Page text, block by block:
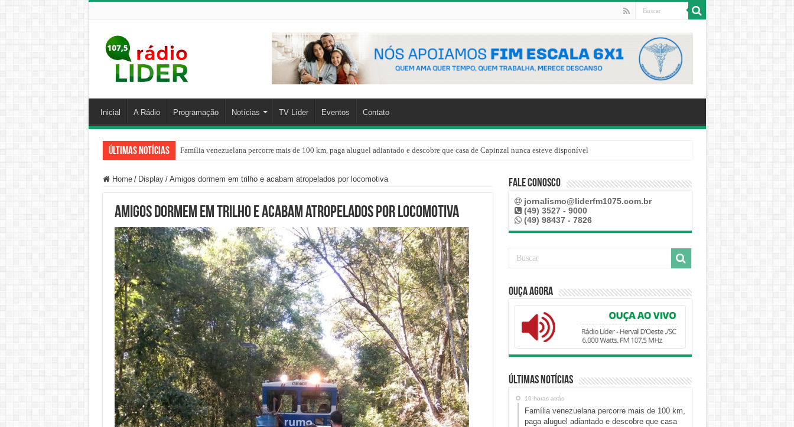
Inicial A Rádio Programação Notícias TV Líder Eventos Contato
Últimas Notícias Família venezuelana percorre mais de 100 km, paga aluguel adiantado e descobre que casa de Capinzal nunca esteve disponível
Home / Display / Amigos dormem em trilho e acabam atropelados por locomotiva
Amigos dormem em trilho e acabam atropelados por locomotiva
Fale Conosco
jornalismo@liderfm1075.com.br
(49) 3527 - 9000
(49) 98437 - 7826
Ouça Agora
Últimas Notícias
10 horas atrás
Família venezuelana percorre mais de 100 km,
paga aluguel adiantado e descobre que casa